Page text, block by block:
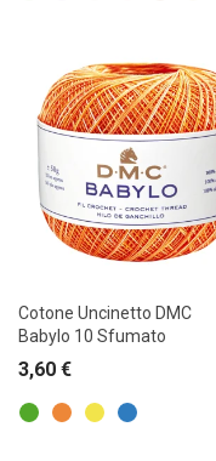
Cotone Uncinetto DMC
Babylo 10 Sfumato
3,60 €